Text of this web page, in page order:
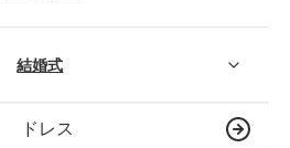
結婚式
ドレス